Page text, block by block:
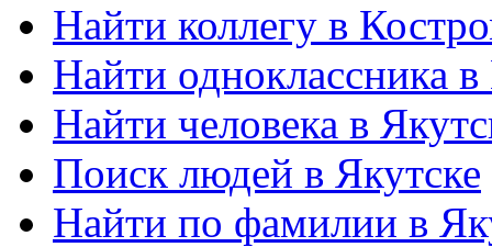
Найти коллегу в
Найти одноклассника
Найти человека в
Поиск людей в Якутске
Найти по фамилии в